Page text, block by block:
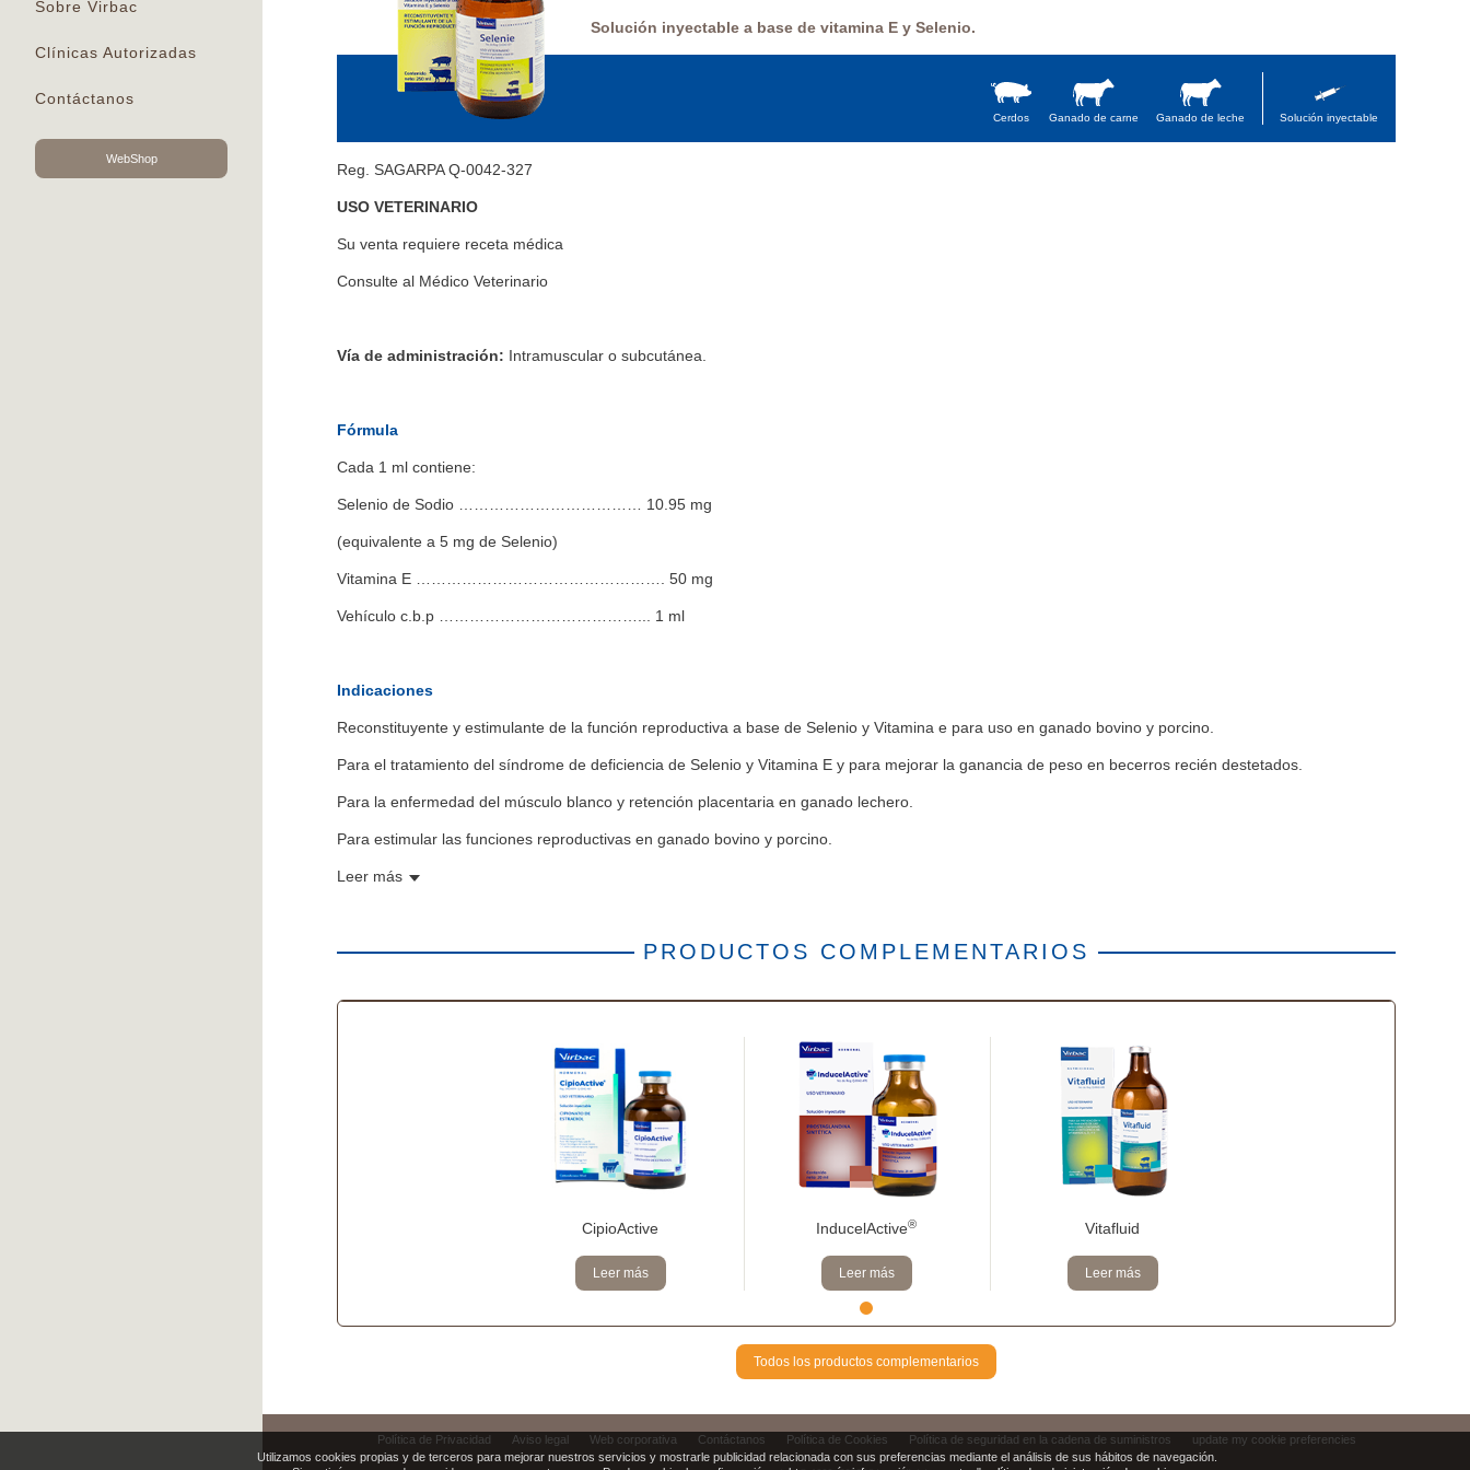
Sobre Virbac
Clínicas Autorizadas
Contáctanos
WebShop
Solución inyectable a base de vitamina E y Selenio.
Cerdos Ganado de carne Ganado de leche Solución inyectable
Reg. SAGARPA Q-0042-327
USO VETERINARIO
Su venta requiere receta médica
Consulte al Médico Veterinario
Vía de administración: Intramuscular o subcutánea.
Fórmula
Cada 1 ml contiene:
Selenio de Sodio ……………………………… 10.95 mg
(equivalente a 5 mg de Selenio)
Vitamina E …………………………………………. 50 mg
Vehículo c.b.p …………………………………... 1 ml
Indicaciones
Reconstituyente y estimulante de la función reproductiva a base de Selenio y Vitamina e para uso en ganado bovino y porcino.
Para el tratamiento del síndrome de deficiencia de Selenio y Vitamina E y para mejorar la ganancia de peso en becerros recién destetados.
Para la enfermedad del músculo blanco y retención placentaria en ganado lechero.
Para estimular las funciones reproductivas en ganado bovino y porcino.
Leer más
PRODUCTOS COMPLEMENTARIOS
CipioActive
Leer más
InducelActive®
Leer más
Vitafluid
Leer más
Todos los productos complementarios
Política de Privacidad Aviso legal Web corporativa Contáctanos Política de Cookies Política de seguridad en la cadena de suministros update my cookie preferencies
Utilizamos cookies propias y de terceros para mejorar nuestros servicios y mostrarle publicidad relacionada con sus preferencias mediante el análisis de sus hábitos de navegación.